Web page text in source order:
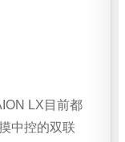
LX目前都
中控的双联